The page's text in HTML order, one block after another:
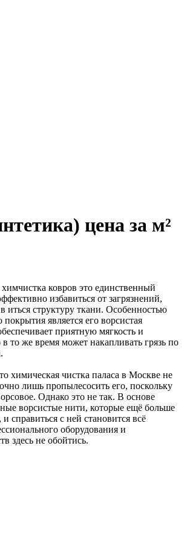
цена за м²
ковров это единственный
избавиться от загрязнений,
иться структуру ткани. Особенностью
является его ворсистая
приятную мягкость и
то же время может накапливать грязь по
химическая чистка паласа в Москве не
лишь пропылесосить его, поскольку
Однако это не так. В основе
ворсистые нити, которые ещё больше
справиться с ней становится всё
оборудования и
здесь не обойтись.